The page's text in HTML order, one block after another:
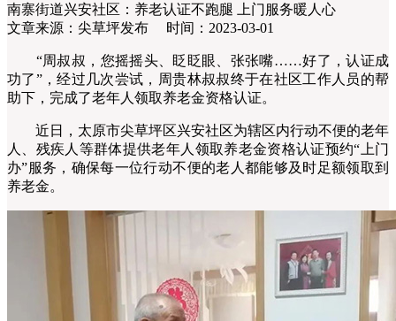
南寨街道兴安社区：养老认证不跑腿 上门服务暖人心
文章来源：尖草坪发布 时间：2023-03-01
“周叔叔，您摇摇头、眨眨眼、张张嘴……好了，认证成
功了”，经过几次尝试，周贵林叔叔终于在社区工作人员的帮
助下，完成了老年人领取养老金资格认证。
近日，太原市尖草坪区兴安社区为辖区内行动不便的老年
人、残疾人等群体提供老年人领取养老金资格认证预约“上门
办”服务，确保每一位行动不便的老人都能够及时足额领取到
养老金。